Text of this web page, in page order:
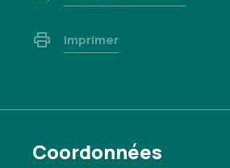
Imprimer
Coordonnées